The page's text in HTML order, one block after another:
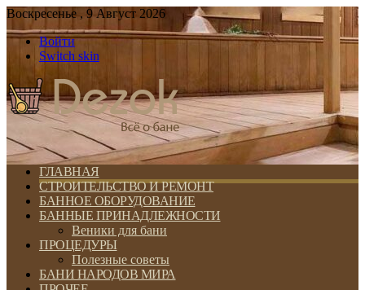
Воскресенье , 9 Август 2026
Войти
Switch skin
ГЛАВНАЯ
СТРОИТЕЛЬСТВО И РЕМОНТ
БАННОЕ ОБОРУДОВАНИЕ
БАННЫЕ ПРИНАДЛЕЖНОСТИ
Веники для бани
ПРОЦЕДУРЫ
Полезные советы
БАНИ НАРОДОВ МИРА